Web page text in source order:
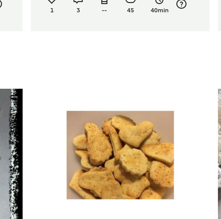
1 3 -- 45 40min